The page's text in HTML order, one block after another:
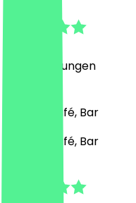
Bewertungen
Burger, Café, Bar
Burger, Café, Bar